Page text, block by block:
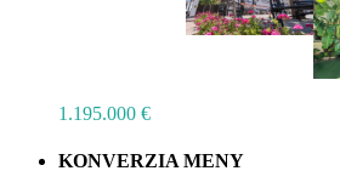
1.195.000 €
KONVERZIA MENY